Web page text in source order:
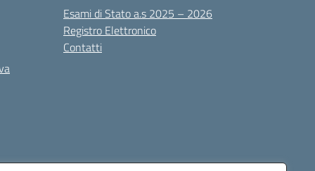
Esami di Stato a.s 2025 – 2026
Registro Elettronico
Contatti